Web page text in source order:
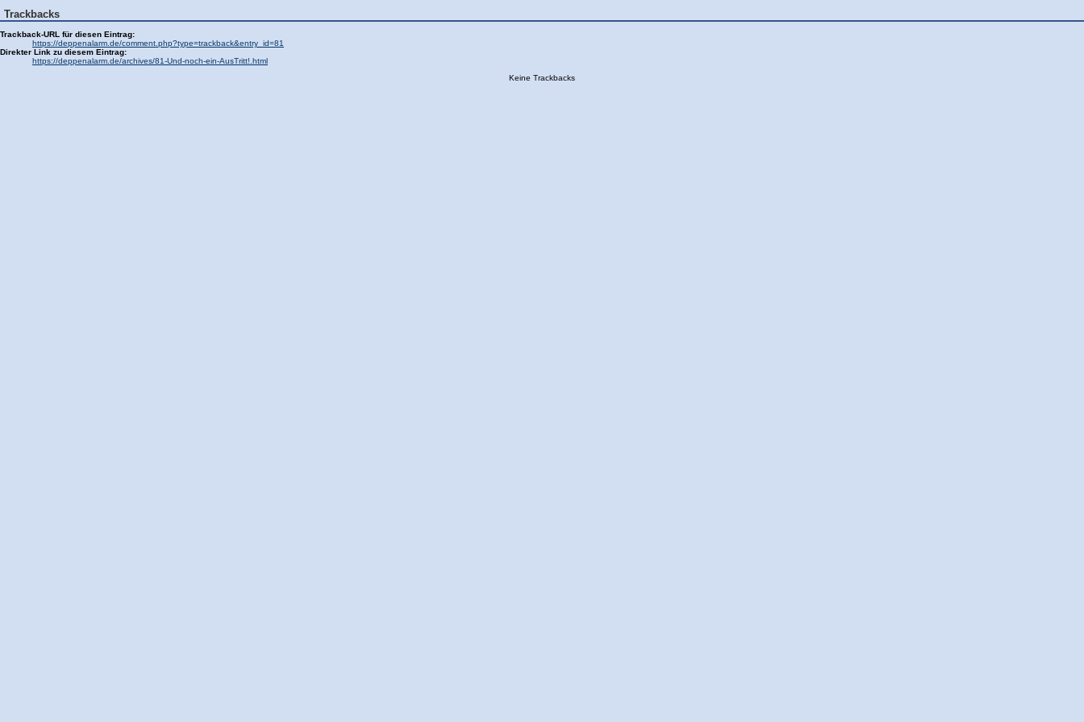
Trackbacks
Trackback-URL für diesen Eintrag:
https://deppenalarm.de/comment.php?type=trackback&entry_id=81
Direkter Link zu diesem Eintrag:
https://deppenalarm.de/archives/81-Und-noch-ein-AusTritt!.html
Keine Trackbacks